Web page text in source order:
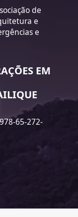
de
e
e
EM
65-272-